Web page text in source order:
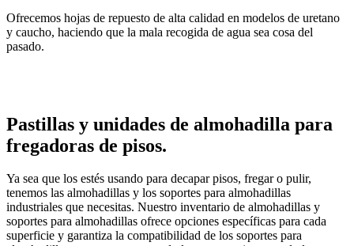
Ofrecemos hojas de repuesto de alta calidad en modelos de uretano
y caucho, haciendo que la mala recogida de agua sea cosa del
pasado.
Pastillas y unidades de almohadilla para
fregadoras de pisos.
Ya sea que los estés usando para decapar pisos, fregar o pulir,
tenemos las almohadillas y los soportes para almohadillas
industriales que necesitas. Nuestro inventario de almohadillas y
soportes para almohadillas ofrece opciones específicas para cada
superficie y garantiza la compatibilidad de los soportes para